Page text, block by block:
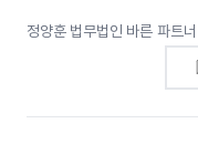
정양훈 법무법인 바른 파트